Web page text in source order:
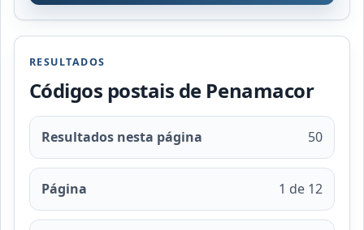
RESULTADOS
Códigos postais de Penamacor
Resultados nesta página 50
Página 1 de 12